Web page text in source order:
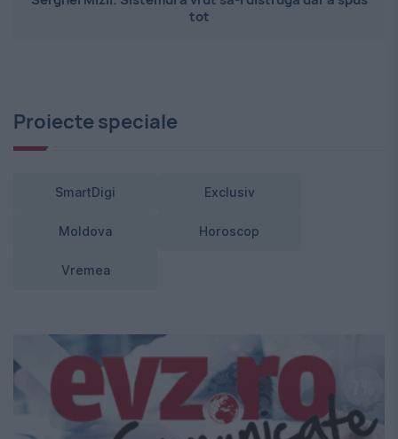
tot
Proiecte speciale
SmartDigi Exclusiv
Moldova Horoscop
Vremea